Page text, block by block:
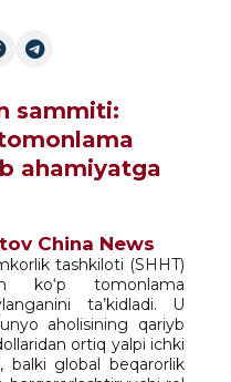
sammiti:
ahamiyatga
China News
tashkiloti (SHHT)
ko‘p tomonlama
ta’kidladi. U
aholisining qariyb
ortiq yalpi ichki
balki global beqarorlik